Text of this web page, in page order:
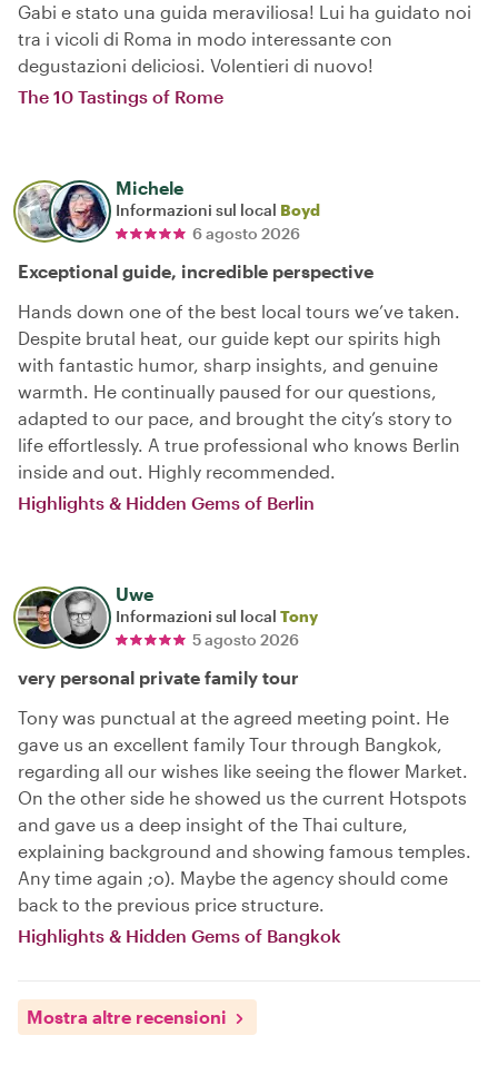
Gabi e stato una guida meraviliosa! Lui ha guidato noi
tra i vicoli di Roma in modo interessante con
degustazioni deliciosi. Volentieri di nuovo!
The 10 Tastings of Rome
Michele
Informazioni sul local Boyd
6 agosto 2026
Exceptional guide, incredible perspective
Hands down one of the best local tours we’ve taken.
Despite brutal heat, our guide kept our spirits high
with fantastic humor, sharp insights, and genuine
warmth. He continually paused for our questions,
adapted to our pace, and brought the city’s story to
life effortlessly. A true professional who knows Berlin
inside and out. Highly recommended.
Highlights & Hidden Gems of Berlin
Uwe
Informazioni sul local Tony
5 agosto 2026
very personal private family tour
Tony was punctual at the agreed meeting point. He
gave us an excellent family Tour through Bangkok,
regarding all our wishes like seeing the flower Market.
On the other side he showed us the current Hotspots
and gave us a deep insight of the Thai culture,
explaining background and showing famous temples.
Any time again ;o). Maybe the agency should come
back to the previous price structure.
Highlights & Hidden Gems of Bangkok
Mostra altre recensioni